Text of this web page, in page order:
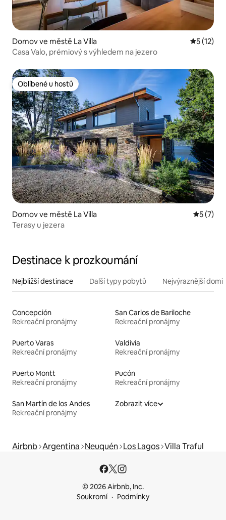
Domov ve městě La Villa
5 (12)
Casa Valo, prémiový s výhledem na jezero
Oblíbené u hostů
Oblíbené u hostů
Domov ve městě La Villa
5 (7)
Terasy u jezera
Destinace k prozkoumání
Nejbližší destinace Další typy pobytů Nejvýraznější
Concepción
Rekreační pronájmy
San Carlos de Bariloche
Rekreační pronájmy
Puerto Varas
Rekreační pronájmy
Valdivia
Rekreační pronájmy
Puerto Montt
Rekreační pronájmy
Pucón
Rekreační pronájmy
San Martín de los Andes
Rekreační pronájmy
Zobrazit více
Airbnb Argentina Neuquén Los Lagos Villa Traful
© 2026 Airbnb, Inc.
Soukromí
Podmínky